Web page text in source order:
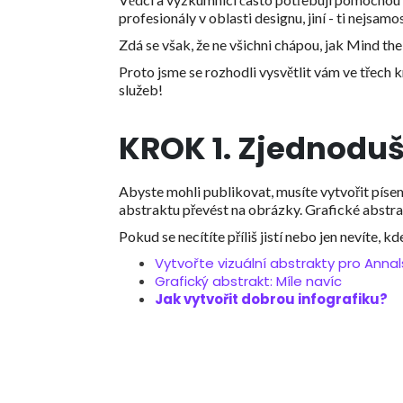
profesionály v oblasti designu, jiní - ti
Zdá se však, že ne všichni chápou, jak Mind
Proto jsme se rozhodli vysvětlit vám ve třech
služeb!
KROK 1.
Abyste mohli publikovat, musíte vytvořit
abstraktu převést na obrázky. Grafické
Pokud se necítíte příliš jistí nebo jen nevíte,
Vytvořte vizuální abstrakty pro
Grafický abstrakt: Míle navíc
Jak vytvořit dobrou infografiku?